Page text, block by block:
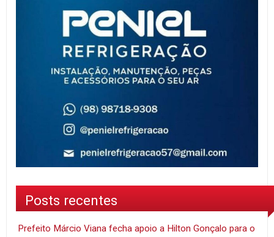
Posts recentes
Prefeito Márcio Viana fecha apoio a Hilton Gonçalo para o